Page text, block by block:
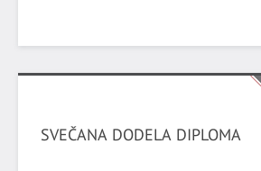
SVEČANA DODELA DIPLOMA